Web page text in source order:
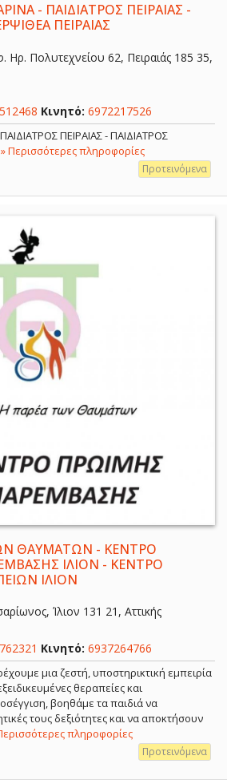
- ΠΑΙΔΙΑΤΡΟΣ ΠΕΙΡΑΙΑΣ -
ΠΕΙΡΑΙΑΣ
Ηρ. Πολυτεχνείου 62, Πειραιάς 185 35,
Κινητό: 6972217526
ΠΕΙΡΑΙΑΣ - ΠΑΙΔΙΑΤΡΟΣ
» Περισσότερες πληροφορίες
Προτεινόμενα
ΘΑΥΜΑΤΩΝ - ΚΕΝΤΡΟ
ΙΛΙΟΝ - ΚΕΝΤΡΟ
ΙΛΙΟΝ
Ίλιον 131 21, Αττικής
Κινητό: 6937264766
μια ζεστή, υποστηρικτική εμπειρία
θεραπείες και
βοηθάμε τα παιδιά να
τους δεξιότητες και να αποκτήσουν
πληροφορίες
Προτεινόμενα